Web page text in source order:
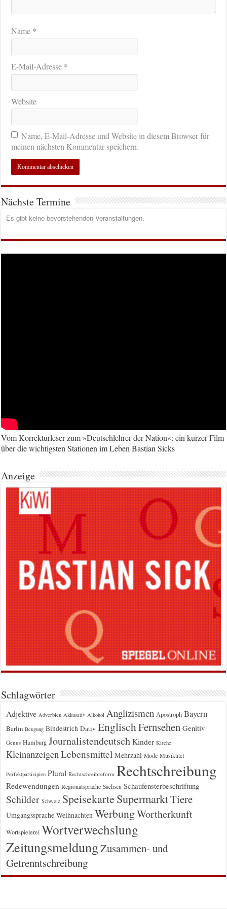
Name *
E-Mail-Adresse *
Website
Name, E-Mail-Adresse und Website in diesem Browser für
meinen nächsten Kommentar speichern.
Nächste Termine
Es gibt keine bevorstehenden Veranstaltungen.
Vom Korrekturleser zum »Deutschlehrer der Nation«: ein kurzer Film
über die wichtigsten Stationen im Leben Bastian Sicks
Anzeige
Schlagwörter
Adjektive Adverbien Akkusativ Alkohol Anglizismen Apostroph Bayern
Berlin Beugung Bindestrich Dativ EnglischFernsehen Genitiv
Genus Hamburg Journalistendeutsch Kinder Kirche
Kleinanzeigen Lebensmittel Mehrzahl Mode Musiktitel
Perfektpartizipien Plural Rechtschreibreform Rechtschreibung
Redewendungen Regionalsprache Sachsen Schaufensterbeschriftung
Schilder Schweiz Speisekarte SupermarktTiere
Umgangssprache Weihnachten WerbungWortherkunft
Wortspielerei Wortverwechslung
ZeitungsmeldungZusammen- und
Getrenntschreibung